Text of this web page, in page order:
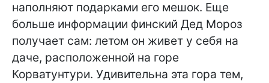
наполняют подарками его мешок. Еще
больше информации финский Дед Мороз
получает сам: летом он живет у себя на
даче, расположенной на горе
Корватунтури. Удивительна эта гора тем,